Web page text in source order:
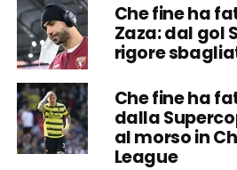
Che fine ha
Zaza: dal gol
rigore
Che fine ha
dalla
al morso in
League